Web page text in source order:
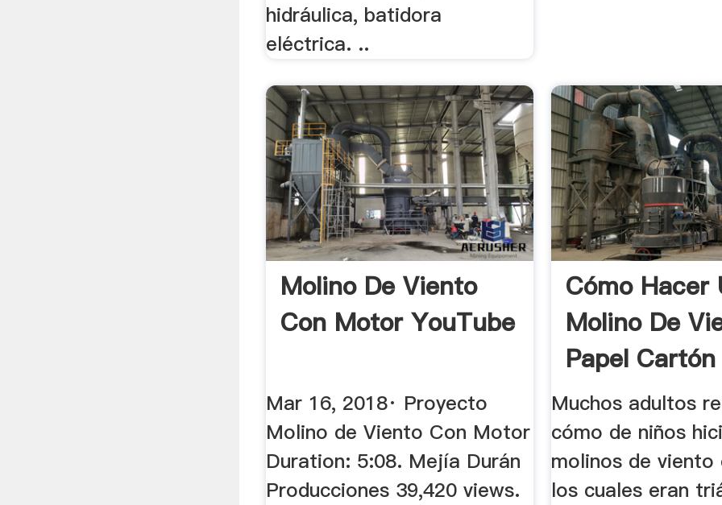
hidráulica, batidora
eléctrica. ..
Molino De Viento
Con Motor YouTube
Mar 16, 2018· Proyecto
Molino de Viento Con Motor
Duration: 5:08. Mejía Durán
Producciones 39,420 views.
Cómo Hacer
Molino De
Papel
Geniolandia
Muchos adultos
cómo de niños
molinos de viento
los cuales eran